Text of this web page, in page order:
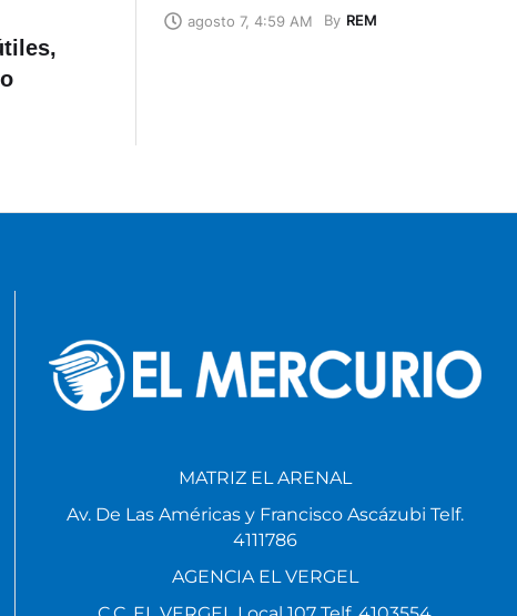
agosto 7, 4:59 AM By REM
MATRIZ EL ARENAL
Av. De Las Américas y Francisco Ascázubi Telf.
4111786
AGENCIA EL VERGEL